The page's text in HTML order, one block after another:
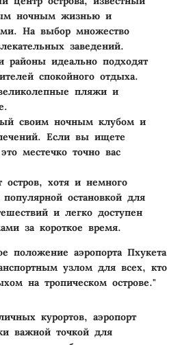
ночным жизнью и
На выбор множество
заведений.
районы идеально подходят
спокойного отдыха.
пляжи и
своим ночным клубом и
Если вы ищете
местечко точно вас
остров, хотя и немного
остановкой для
и легко доступен
за короткое время.
положение аэропорта Пхукета
узлом для всех, кто
на тропическом острове."
курортов, аэропорт
важной точкой для